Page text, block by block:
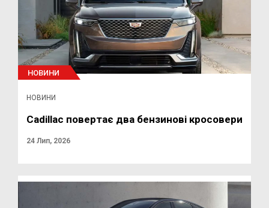
НОВИНИ
НОВИНИ
Cadillac повертає два бензинові кросовери
24 Лип, 2026